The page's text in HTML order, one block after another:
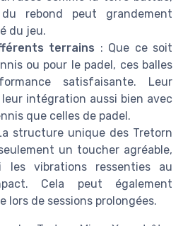
rebond peut grandement
du jeu.
terrains : Que ce soit
ou pour le padel, ces balles
satisfaisante. Leur
intégration aussi bien avec
que celles de padel.
structure unique des Tretorn
un toucher agréable,
les vibrations ressenties au
Cela peut également
lors de sessions prolongées.